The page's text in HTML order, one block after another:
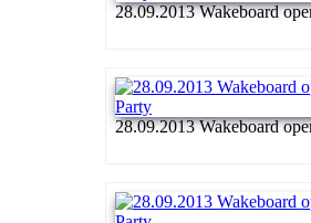
28.09.2013 Wakeboard
28.09.2013 Wakeboard